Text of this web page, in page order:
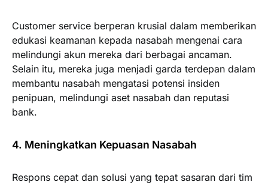
Customer service berperan krusial dalam memberikan
edukasi keamanan kepada nasabah mengenai cara
melindungi akun mereka dari berbagai ancaman.
Selain itu, mereka juga menjadi garda terdepan dalam
membantu nasabah mengatasi potensi insiden
penipuan, melindungi aset nasabah dan reputasi
bank.
4. Meningkatkan Kepuasan Nasabah
Respons cepat dan solusi yang tepat sasaran dari tim